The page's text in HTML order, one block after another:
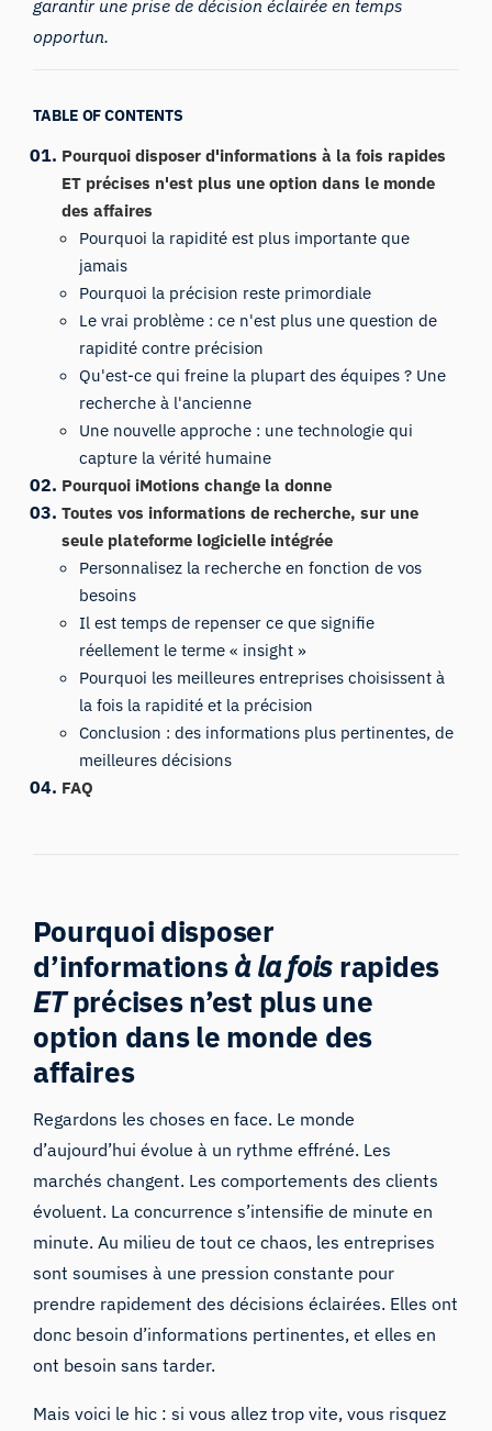
garantir une prise de décision éclairée en temps
opportun.
TABLE OF CONTENTS
Pourquoi disposer d'informations à la fois rapides
ET précises n'est plus une option dans le monde
des affaires
Pourquoi la rapidité est plus importante que
jamais
Pourquoi la précision reste primordiale
Le vrai problème : ce n'est plus une question de
rapidité contre précision
Qu'est-ce qui freine la plupart des équipes ? Une
recherche à l'ancienne
Une nouvelle approche : une technologie qui
capture la vérité humaine
Pourquoi iMotions change la donne
Toutes vos informations de recherche, sur une
seule plateforme logicielle intégrée
Personnalisez la recherche en fonction de vos
besoins
Il est temps de repenser ce que signifie
réellement le terme « insight »
Pourquoi les meilleures entreprises choisissent à
la fois la rapidité et la précision
Conclusion : des informations plus pertinentes, de
meilleures décisions
FAQ
Pourquoi disposer
d’informationsà la fois rapides
ETprécises n’est plus une
option dans le monde des
affaires
Regardons les choses en face. Le monde
d’aujourd’hui évolue à un rythme effréné. Les
marchés changent. Les comportements des clients
évoluent. La concurrence s’intensifie de minute en
minute. Au milieu de tout ce chaos, les entreprises
sont soumises à une pression constante pour
prendre rapidement des décisions éclairées. Elles ont
donc besoin d’informations pertinentes, et elles en
ont besoin sans tarder.
Mais voici le hic : si vous allez trop vite, vous risquez